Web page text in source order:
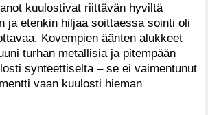
kuulostivat riittävän hyviltä
ja etenkin hiljaa soittaessa sointi oli
Kovempien äänten alukkeet
turhan metallisia ja pitempään
synteettiselta – se ei vaimentunut
vaan kuulosti hieman